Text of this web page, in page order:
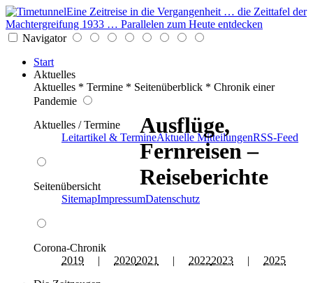
Eine Zeitreise in die Vergangenheit … die Zeittafel der
Machtergreifung 1933 … Parallelen zum Heute entdecken
Navigator
Start
Aktuelles
Aktuelles * Termine * Seitenüberblick * Chronik einer
Pandemie
Aktuelles / Termine
Leitartikel & TermineAktuelle MitteilungenRSS-Feed
Seitenübersicht
SitemapImpressumDatenschutz
Corona-Chronik
2019 | 20202021 | 20222023 | 2025
Ausflüge,
Fernreisen –
Reiseberichte